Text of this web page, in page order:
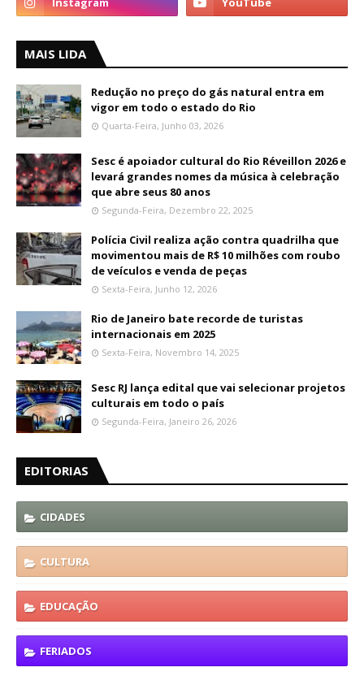
MAIS LIDA
Redução no preço do gás natural entra em
vigor em todo o estado do Rio
Quarta-Feira, Junho 03, 2026
Sesc é apoiador cultural do Rio Réveillon 2026 e
levará grandes nomes da música à celebração
que abre seus 80 anos
Segunda-Feira, Dezembro 22, 2025
Polícia Civil realiza ação contra quadrilha que
movimentou mais de R$ 10 milhões com roubo
de veículos e venda de peças
Sexta-Feira, Junho 12, 2026
Rio de Janeiro bate recorde de turistas
internacionais em 2025
Sexta-Feira, Novembro 14, 2025
Sesc RJ lança edital que vai selecionar projetos
culturais em todo o país
Segunda-Feira, Janeiro 26, 2026
EDITORIAS
CIDADES
CULTURA
EDUCAÇÃO
FERIADOS